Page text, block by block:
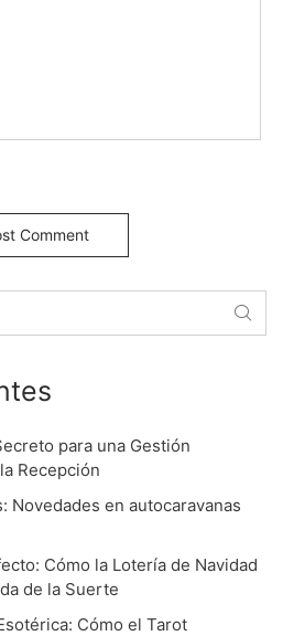
para una Gestión
Recepción
Novedades en autocaravanas
Cómo la Lotería de Navidad
de la Suerte
Cómo el Tarot